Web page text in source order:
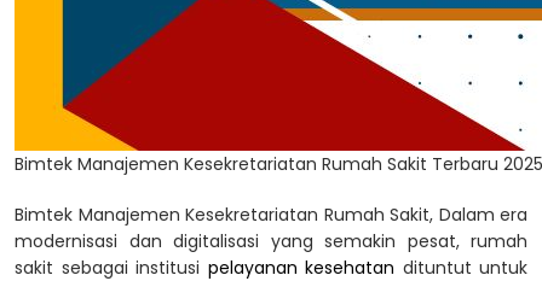
Bimtek Manajemen Kesekretariatan Rumah Sakit Terbaru
Bimtek Manajemen Kesekretariatan Rumah Sakit, Dalam era
modernisasi dan digitalisasi yang semakin pesat, rumah
sakit sebagai institusi pelayanan kesehatan dituntut untuk